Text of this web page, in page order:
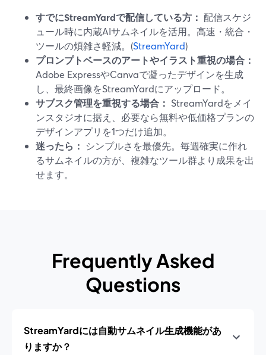
すでにStreamYardで配信している方： 配信スケジ
ュール時に内蔵AIサムネイルを活用。高速・統合・
ツールの煩雑さ軽減。(StreamYard)
プロンプトベースのアートやイラスト重視の場合：
Adobe ExpressやCanvaで凝ったデザインを生成
し、最終画像をStreamYardにアップロード。
サブスク管理を重視する場合： StreamYardをメイ
ンスタジオに据え、必要なら無料や低価格プランの
デザインアプリを1つだけ追加。
迷ったら： シンプルさを最優先。毎週確実に作れ
るサムネイルの方が、複雑なツール群より成果を出
せます。
Frequently Asked
Questions
StreamYardには自動サムネイル生成機能があ
りますか？